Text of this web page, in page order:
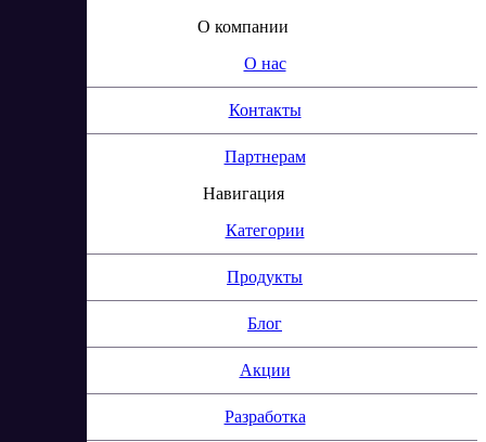
О компании
О нас
Контакты
Партнерам
Навигация
Категории
Продукты
Блог
Акции
Разработка